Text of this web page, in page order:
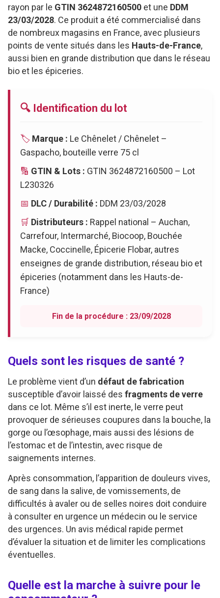
rayon par le GTIN 3624872160500 et une DDM
23/03/2028. Ce produit a été commercialisé dans
de nombreux magasins en France, avec plusieurs
points de vente situés dans les Hauts-de-France,
aussi bien en grande distribution que dans le réseau
bio et les épiceries.
🔍 Identification du lot
🏷️ Marque : Le Chênelet / Chênelet –
Gaspacho, bouteille verre 75 cl
🔢 GTIN & Lots : GTIN 3624872160500 – Lot
L230326
📅 DLC / Durabilité : DDM 23/03/2028
🛒 Distributeurs : Rappel national – Auchan,
Carrefour, Intermarché, Biocoop, Bouchée
Macke, Coccinelle, Épicerie Flobar, autres
enseignes de grande distribution, réseau bio et
épiceries (notamment dans les Hauts-de-
France)
Fin de la procédure : 23/09/2028
Quels sont les risques de santé ?
Le problème vient d’un défaut de fabrication
susceptible d’avoir laissé des fragments de verre
dans ce lot. Même s’il est inerte, le verre peut
provoquer de sérieuses coupures dans la bouche, la
gorge ou l’œsophage, mais aussi des lésions de
l’estomac et de l’intestin, avec risque de
saignements internes.
Après consommation, l’apparition de douleurs vives,
de sang dans la salive, de vomissements, de
difficultés à avaler ou de selles noires doit conduire
à consulter en urgence un médecin ou le service
des urgences. Un avis médical rapide permet
d’évaluer la situation et de limiter les complications
éventuelles.
Quelle est la marche à suivre pour le